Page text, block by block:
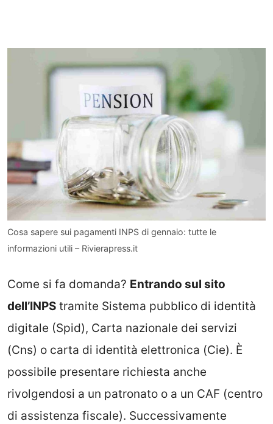
Cosa sapere sui pagamenti INPS di gennaio: tutte le
informazioni utili – Rivierapress.it
Come si fa domanda? Entrando sul sito
dell’INPS tramite Sistema pubblico di identità
digitale (Spid), Carta nazionale dei servizi
(Cns) o carta di identità elettronica (Cie). È
possibile presentare richiesta anche
rivolgendosi a un patronato o a un CAF (centro
di assistenza fiscale). Successivamente